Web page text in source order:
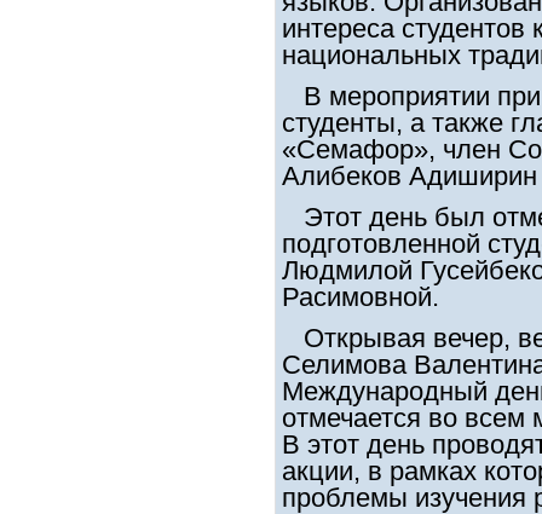
интереса
национальных
В мероприятии
студенты, а также
«Семафор», член
Алибеков Адиширин
Этот день был
подготовленной
Людмилой
Расимовной.
Открывая вечер,
Селимова
Международный
отмечается во всем
В этот день
акции, в рамках
проблемы изучения